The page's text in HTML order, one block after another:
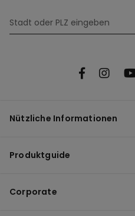
Nützliche Informationen
Produktguide
Corporate